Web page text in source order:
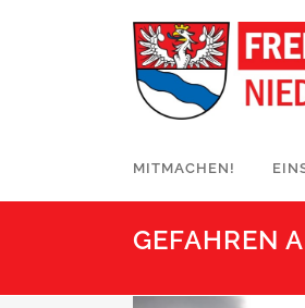
MITMACHEN!
GEFAHREN